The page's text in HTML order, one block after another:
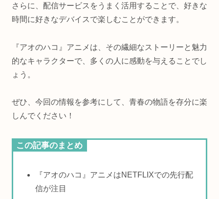
さらに、配信サービスをうまく活用することで、好きな
時間に好きなデバイスで楽しむことができます。
『アオのハコ』アニメは、その繊細なストーリーと魅力
的なキャラクターで、多くの人に感動を与えることでし
ょう。
ぜひ、今回の情報を参考にして、青春の物語を存分に楽
しんでください！
この記事のまとめ
『アオのハコ』アニメはNETFLIXでの先行配
信が注目